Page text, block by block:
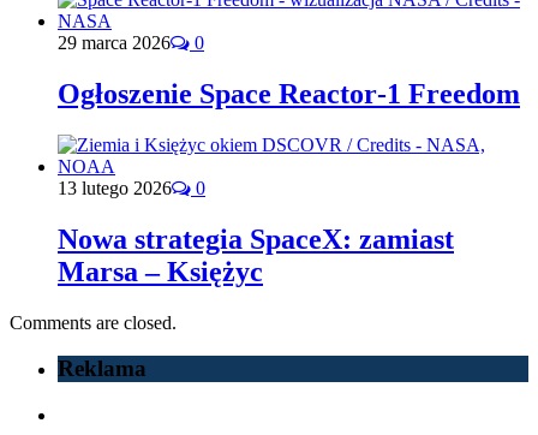
29 marca 2026 0
Ogłoszenie Space Reactor‑1 Freedom
13 lutego 2026 0
Nowa strategia SpaceX: zamiast
Marsa – Księżyc
Comments are closed.
Reklama